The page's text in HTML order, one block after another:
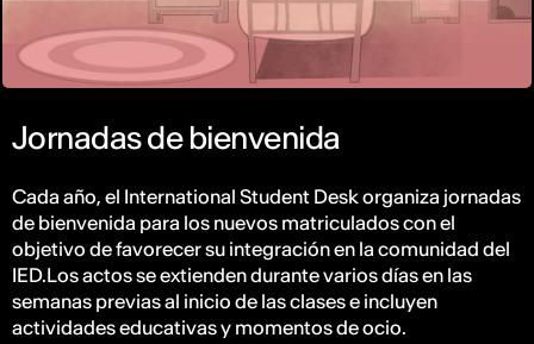
Jornadas de bienvenida
Cada año, el International Student Desk organiza jornadas
de bienvenida para los nuevos matriculados con el
objetivo de favorecer su integración en la comunidad del
IED.Los actos se extienden durante varios días en las
semanas previas al inicio de las clases e incluyen
actividades educativas y momentos de ocio.